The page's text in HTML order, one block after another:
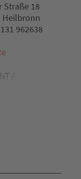
/
Straße 18
Heilbronn
962638